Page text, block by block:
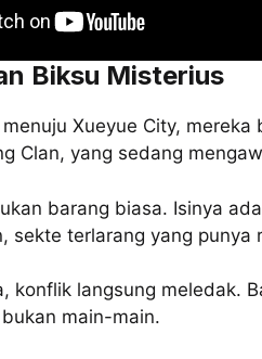
Biksu Misterius
Xueyue City,
Clan, yang sedang
barang biasa. Isinya
sekte terlarang yang
konflik langsung meledak.
main-main.